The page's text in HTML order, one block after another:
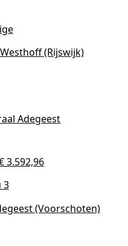
(Rijswijk)
Adegeest
3.592,96
3
(Voorschoten)